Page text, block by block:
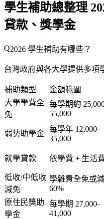
學生補助總整理
貸款、獎學金
2026 學生補助有哪些？
台灣政府與各大學提供多項
補助類型 金額範圍
大學學費全
免
每學期約
55,000
弱勢助學金
每學年 12,000–
35,000
就學貸款 依學費 + 生活
低收/中低收
減免
學雜費全免或
60%
原住民獎助
學金
每學期 27,000–
41,000